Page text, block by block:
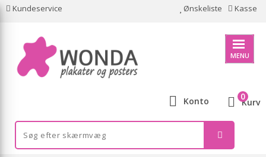
Kundeservice Ønskeliste Kasse
MENU
Konto Kurv
0